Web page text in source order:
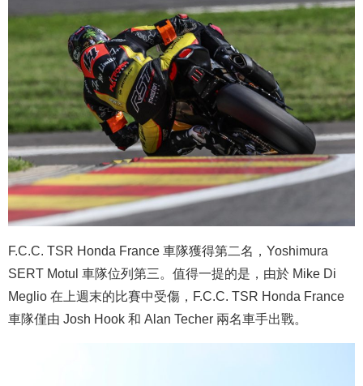
F.C.C. TSR Honda France 車隊獲得第二名，Yoshimura
SERT Motul 車隊位列第三。值得一提的是，由於 Mike Di
Meglio 在上週末的比賽中受傷，F.C.C. TSR Honda France
車隊僅由 Josh Hook 和 Alan Techer 兩名車手出戰。